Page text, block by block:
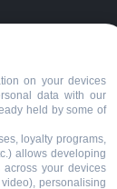
légales
on your devices
data with our
held by some of
loyalty programs,
allows developing
your devices
personalising